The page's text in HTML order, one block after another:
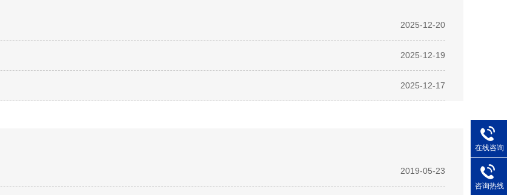
2025-12-20
2025-12-19
2025-12-17
2019-05-23
在线咨询
咨询热线